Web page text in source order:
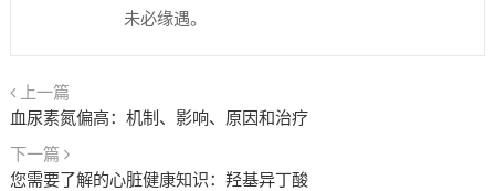
未必缘遇。
上一篇
血尿素氮偏高：机制、影响、原因和治疗
下一篇
您需要了解的心脏健康知识：羟基异丁酸